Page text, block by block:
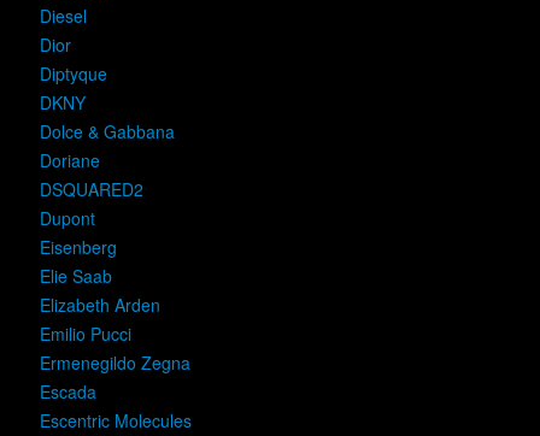
Diesel
Dior
Diptyque
DKNY
Dolce & Gabbana
Doriane
DSQUARED2
Dupont
Eisenberg
Elie Saab
Elizabeth Arden
Emilio Pucci
Ermenegildo Zegna
Escada
Escentric Molecules